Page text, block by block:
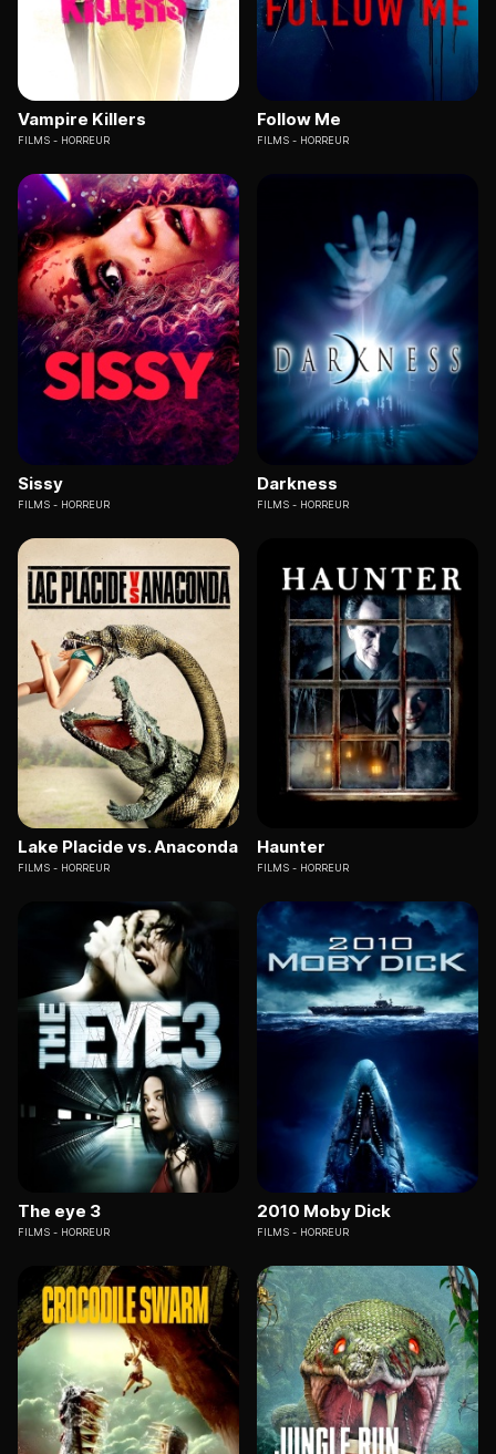
Vampire Killers
FILMS HORREUR
Follow Me
FILMS HORREUR
Sissy
FILMS HORREUR
Darkness
FILMS HORREUR
Lake Placide vs. Anaconda
FILMS HORREUR
Haunter
FILMS HORREUR
The eye 3
FILMS HORREUR
2010 Moby Dick
FILMS HORREUR